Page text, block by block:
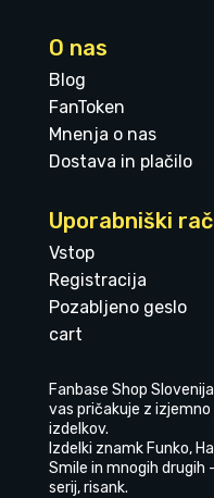
O nas
Blog
FanToken
Mnenja o nas
Dostava in plačilo
Uporabniški
Vstop
Registracija
Pozabljeno geslo
cart
Fanbase Shop
vas pričakuje z
izdelkov.
Izdelki znamk Funko,
Smile in mnogih drugih
serij, risank.